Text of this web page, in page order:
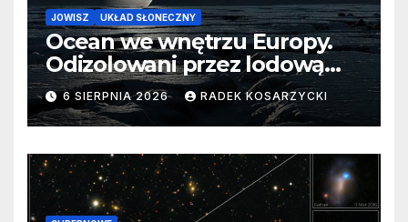
JOWISZ UKŁAD SŁONECZNY
Ocean we wnętrzu Europy.
Odizolowani przez lodową
barierę
6 SIERPNIA 2026 RADEK KOSARZYCKI